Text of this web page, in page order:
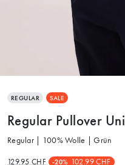
REGULAR SALE
Regular Pullover Uni
Regular | 100% Wolle | Grün
129.95 CHF -20% 102.99 CHF